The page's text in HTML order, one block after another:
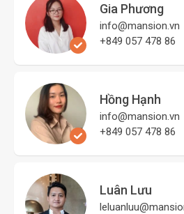
Gia Phương
info@mansion.vn
+849 057 478 86
Hồng Hạnh
info@mansion.vn
+849 057 478 86
Luân Lưu